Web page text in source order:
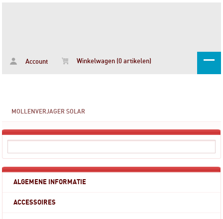
Account Winkelwagen (0 artikelen)
MOLLENVERJAGER SOLAR
ALGEMENE INFORMATIE
ACCESSOIRES